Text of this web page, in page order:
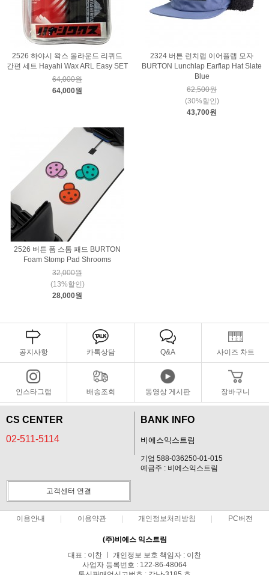
2526 하야시 왁스 올라운드 리퀴드
간편 세트 Hayahi Wax ARL Easy SET
64,000원
64,000원
2324 버튼 런치랩 이어플랩 모자
BURTON Lunchlap Earflap Hat Slate
Blue
62,500원
(30%할인)
43,700원
2526 버튼 폼 스톰 패드 BURTON
Foam Stomp Pad Shrooms
32,000원
(13%할인)
28,000원
공지사항 카톡상담 Q&A 사이즈 차트
인스타그램 배송조회 동영상 게시판 장바구니
CS CENTER
02-511-5114
BANK INFO
비에스익스트림
기업 588-036250-01-015
예금주 : 비에스익스트림
고객센터 연결
이용안내 이용약관 개인정보처리방침 PC버전
(주)비에스 익스트림
대표 : 이찬 ㅣ 개인정보 보호 책임자 : 이찬
사업자 등록번호 : 122-86-48064